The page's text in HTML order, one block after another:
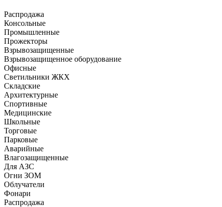
Распродажа
Консольные
Промышленные
Прожекторы
Взрывозащищенные
Взрывозащищенное оборудование
Офисные
Cветильники ЖКХ
Складские
Архитектурные
Спортивные
Медицинские
Школьные
Торговые
Парковые
Аварийные
Влагозащищенные
Для АЗС
Огни ЗОМ
Облучатели
Фонари
Распродажа